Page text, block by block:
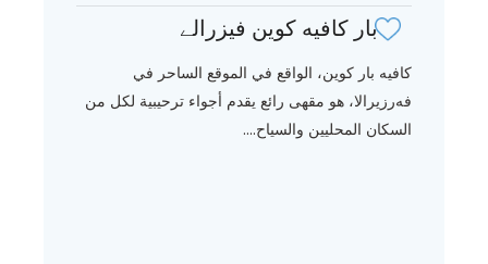
بار كافيه كوين فيزرالے
كافيه بار كوين، الواقع في الموقع الساحر في
فەرزيرالا، هو مقهى رائع يقدم أجواء ترحيبية لكل من
السكان المحليين والسياح....